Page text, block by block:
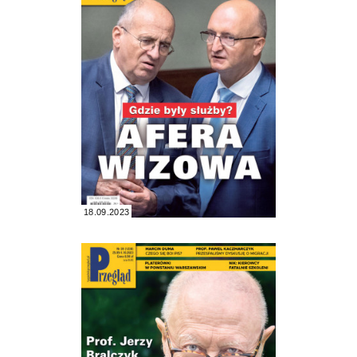
18.09.2023